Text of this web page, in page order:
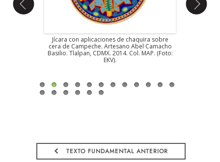
Jícara con aplicaciones de chaquira sobre
cera de Campeche. Artesano Abel Camacho
Basilio. Tlalpan, CDMX. 2014. Col. MAP. (Foto:
EKV).
TEXTO FUNDAMENTAL ANTERIOR